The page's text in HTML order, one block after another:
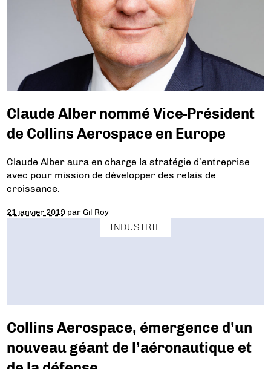
Claude Alber nommé Vice-Président
de Collins Aerospace en Europe
Claude Alber aura en charge la stratégie d’entreprise
avec pour mission de développer des relais de
croissance.
21 janvier 2019 parGil Roy
INDUSTRIE
Collins Aerospace, émergence d’un
nouveau géant de l’aéronautique et